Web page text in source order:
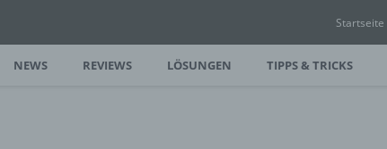
Startseite
NEWS REVIEWS LÖSUNGEN TIPPS & TRICKS